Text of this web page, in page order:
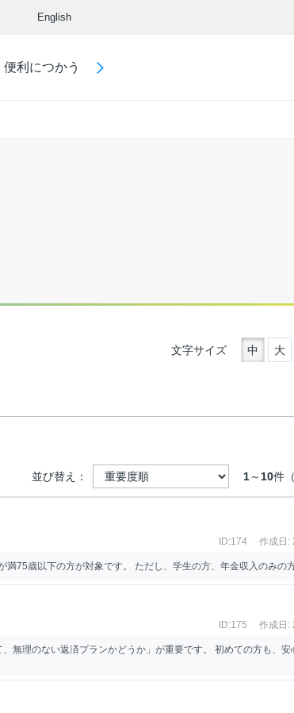
English
便利につかう
文字サイズ 中 大
並び替え： 1～ 10件
ID:174 作成日:
75歳以下の方が対象です。 ただし、学生の方、年金収入のみの
ID:175 作成日:
無理のない返済プランかどうか」が重要です。 初めての方も、安